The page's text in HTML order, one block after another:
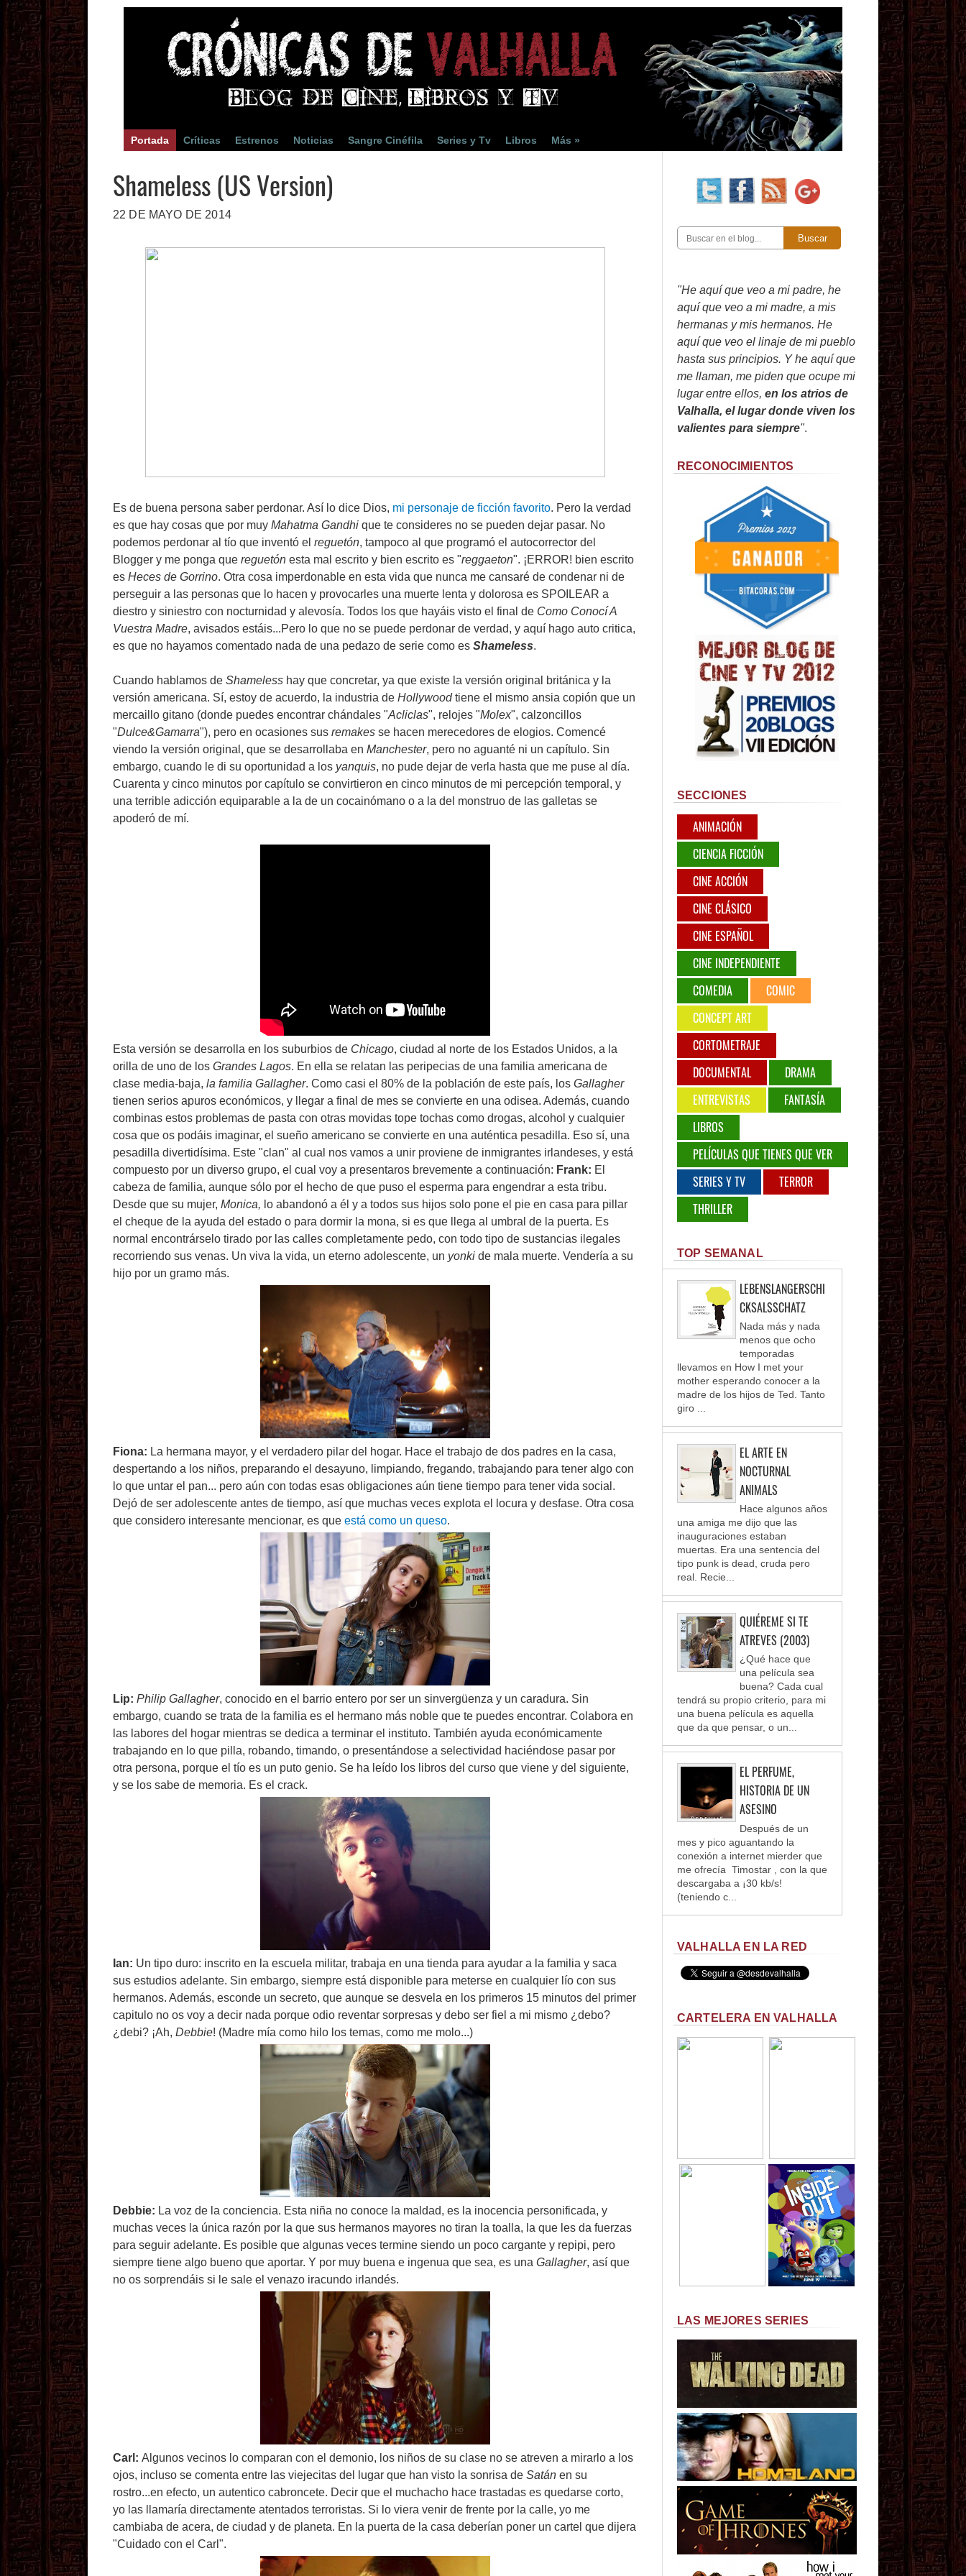
Portada Críticas Estrenos Noticias Sangre Cinéfila Series y Tv Libros Más »
Shameless (US Version)
22 DE MAYO DE 2014
Es de buena persona saber perdonar. Así lo dice Dios, mi personaje de ficción favorito. Pero la verdad
es que hay cosas que por muy Mahatma Gandhi que te consideres no se pueden dejar pasar. No
podemos perdonar al tío que inventó el reguetón, tampoco al que programó el autocorrector del
Blogger y me ponga que reguetón esta mal escrito y bien escrito es "reggaeton". ¡ERROR! bien escrito
es Heces de Gorrino. Otra cosa imperdonable en esta vida que nunca me cansaré de condenar ni de
perseguir a las personas que lo hacen y provocarles una muerte lenta y dolorosa es SPOILEAR a
diestro y siniestro con nocturnidad y alevosía. Todos los que hayáis visto el final de Como Conocí A
Vuestra Madre, avisados estáis...Pero lo que no se puede perdonar de verdad, y aquí hago auto critica,
es que no hayamos comentado nada de una pedazo de serie como es Shameless.
Cuando hablamos de Shameless hay que concretar, ya que existe la versión original británica y la
versión americana. Sí, estoy de acuerdo, la industria de Hollywoodtiene el mismo ansia copión que un
mercaillo gitano (donde puedes encontrar chándales "Acliclas", relojes "Molex", calzoncillos
"Dulce&Gamarra"), pero en ocasiones sus remakes se hacen merecedores de elogios. Comencé
viendo la versión original, que se desarrollaba en Manchester, pero no aguanté ni un capítulo. Sin
embargo, cuando le di su oportunidad a los yanquis, no pude dejar de verla hasta que me puse al día.
Cuarenta y cinco minutos por capítulo se convirtieron en cinco minutos de mi percepción temporal, y
una terrible adicción equiparable a la de un cocainómano o a la del monstruo de las galletas se
apoderó de mí.
Esta versión se desarrolla en los suburbios de Chicago, ciudad al norte de los Estados Unidos, a la
orilla de uno de los Grandes Lagos. En ella se relatan las peripecias de una familia americana de
clase media-baja, la familia Gallagher. Como casi el 80% de la población de este país, los Gallagher
tienen serios apuros económicos, y llegar a final de mes se convierte en una odisea. Además, cuando
combinas estos problemas de pasta con otras movidas tope tochas como drogas, alcohol y cualquier
cosa que os podáis imaginar, el sueño americano se convierte en una auténtica pesadilla. Eso sí, una
pesadilla divertidísima. Este "clan" al cual nos vamos a unir proviene de inmigrantes irlandeses, y está
compuesto por un diverso grupo, el cual voy a presentaros brevemente a continuación: Frank: El
cabeza de familia, aunque sólo por el hecho de que puso el esperma para engendrar a esta tribu.
Desde que su mujer, Monica, lo abandonó a él y a todos sus hijos solo pone el pie en casa para pillar
el cheque de la ayuda del estado o para dormir la mona, si es que llega al umbral de la puerta. Es
normal encontrárselo tirado por las calles completamente pedo, con todo tipo de sustancias ilegales
recorriendo sus venas. Un viva la vida, un eterno adolescente, un yonki de mala muerte. Vendería a su
hijo por un gramo más.
Fiona: La hermana mayor, y el verdadero pilar del hogar. Hace el trabajo de dos padres en la casa,
despertando a los niños, preparando el desayuno, limpiando, fregando, trabajando para tener algo con
lo que untar el pan... pero aún con todas esas obligaciones aún tiene tiempo para tener vida social.
Dejó de ser adolescente antes de tiempo, así que muchas veces explota el locura y desfase. Otra cosa
que considero interesante mencionar, es que está como un queso.
Lip: Philip Gallagher, conocido en el barrio entero por ser un sinvergüenza y un caradura. Sin
embargo, cuando se trata de la familia es el hermano más noble que te puedes encontrar. Colabora en
las labores del hogar mientras se dedica a terminar el instituto. También ayuda económicamente
trabajando en lo que pilla, robando, timando, o presentándose a selectividad haciéndose pasar por
otra persona, porque el tío es un puto genio. Se ha leído los libros del curso que viene y del siguiente,
y se los sabe de memoria. Es el crack.
Ian: Un tipo duro: inscrito en la escuela militar, trabaja en una tienda para ayudar a la familia y saca
sus estudios adelante. Sin embargo, siempre está disponible para meterse en cualquier lío con sus
hermanos. Además, esconde un secreto, que aunque se desvela en los primeros 15 minutos del primer
capitulo no os voy a decir nada porque odio reventar sorpresas y debo ser fiel a mi mismo ¿debo?
¿debi? ¡Ah, Debbie! (Madre mía como hilo los temas, como me molo...)
Debbie: La voz de la conciencia. Esta niña no conoce la maldad, es la inocencia personificada, y
muchas veces la única razón por la que sus hermanos mayores no tiran la toalla, la que les da fuerzas
para seguir adelante. Es posible que algunas veces termine siendo un poco cargante y repipi, pero
siempre tiene algo bueno que aportar. Y por muy buena e ingenua que sea, es una Gallagher, así que
no os sorprendáis si le sale el venazo iracundo irlandés.
Carl: Algunos vecinos lo comparan con el demonio, los niños de su clase no se atreven a mirarlo a los
ojos, incluso se comenta entre las viejecitas del lugar que han visto la sonrisa de Satán en su
rostro...en efecto, un autentico cabroncete. Decir que el muchacho hace trastadas es quedarse corto,
yo las llamaría directamente atentados terroristas. Si lo viera venir de frente por la calle, yo me
cambiaba de acera, de ciudad y de planeta. En la puerta de la casa deberían poner un cartel que dijera
"Cuidado con el Carl".
Buscar
"He aquí que veo a mi padre, he
aquí que veo a mi madre, a mis
hermanas y mis hermanos. He
aquí que veo el linaje de mi pueblo
hasta sus principios. Y he aquí que
me llaman, me piden que ocupe mi
lugar entre ellos, en los atrios de
Valhalla, el lugar donde viven los
valientes para siempre".
RECONOCIMIENTOS
SECCIONES
ANIMACIÓN
CIENCIA FICCIÓN
CINE ACCIÓN
CINE CLÁSICO
CINE ESPAÑOL
CINE INDEPENDIENTE
COMEDIA
COMIC
CONCEPT ART
CORTOMETRAJE
DOCUMENTAL
DRAMA
ENTREVISTAS
FANTASÍA
LIBROS
PELÍCULAS QUE TIENES QUE VER
SERIES Y TV
TERROR
THRILLER
TOP SEMANAL
LEBENSLANGERSCHI
CKSALSSCHATZ
Nada más y nada
menos que ocho
temporadas
llevamos en How I met your
mother esperando conocer a la
madre de los hijos de Ted. Tanto
giro ...
EL ARTE EN
NOCTURNAL
ANIMALS
Hace algunos años
una amiga me dijo que las
inauguraciones estaban
muertas. Era una sentencia del
tipo punk is dead, cruda pero
real. Recie...
QUIÉREME SI TE
ATREVES (2003)
¿Qué hace que
una película sea
buena? Cada cual
tendrá su propio criterio, para mi
una buena película es aquella
que da que pensar, o un...
EL PERFUME,
HISTORIA DE UN
ASESINO
Después de un
mes y pico aguantando la
conexión a internet mierder que
me ofrecía Timostar , con la que
descargaba a ¡30 kb/s!
(teniendo c...
VALHALLA EN LA RED
CARTELERA EN VALHALLA
LAS MEJORES SERIES